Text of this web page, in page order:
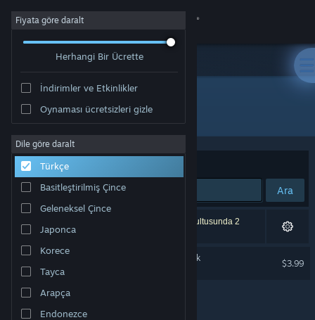
Giriş yap
Hakkında
Destek
Dili değiştir
Steam mobil uygulamasını yükle
Masaüstü internet sitesini görüntüle
Fiyata göre daralt
Herhangi Bir Ücrette
İndirimler ve Etkinlikler
Oynaması ücretsizleri gizle
Dile göre daralt
Türkçe
Basitleştirilmiş Çince
Geleneksel Çince
Japonca
Korece
Tayca
Arapça
Endonezce
Geliştirici: Today's Games
Sırala Uygunluk
Ara
1 sonuç aramanızla eşleşiyor. Tercihleriniz doğrultusunda 2
ürün dâhil edilmedi.
ReSetna Official Soundtrack
$3.99